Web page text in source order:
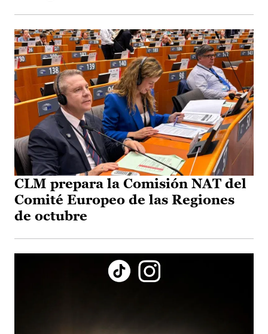
CLM prepara la Comisión NAT del
Comité Europeo de las Regiones
de octubre